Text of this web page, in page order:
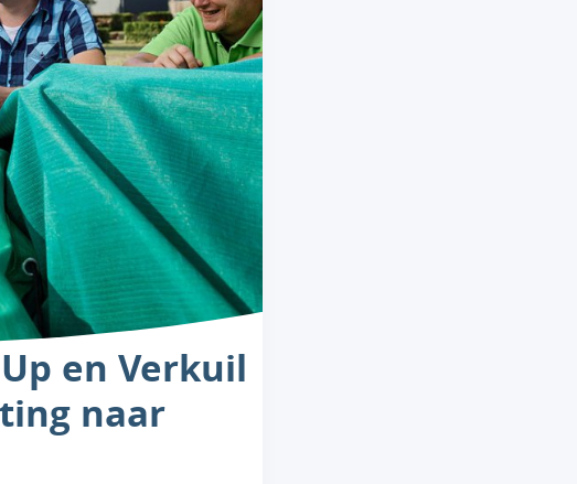
en Verkuil
naar